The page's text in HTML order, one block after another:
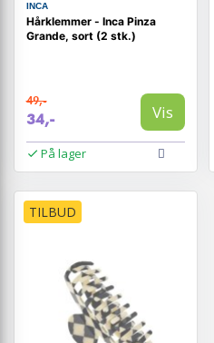
INCA
Hårklemmer - Inca Pinza
Grande, sort (2 stk.)
49,-
34,- Vis
På lager
TILBUD